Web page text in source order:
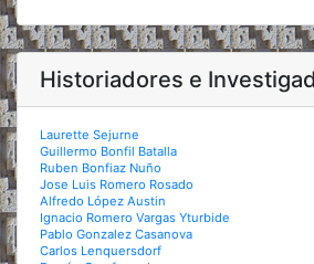
Historiadores e
Laurette Sejurne
Guillermo Bonfil Batalla
Ruben Bonfiaz Nuño
Jose Luis Romero Rosado
Alfredo López Austin
Ignacio Romero Vargas Yturbide
Pablo Gonzalez Casanova
Carlos Lenquersdorf